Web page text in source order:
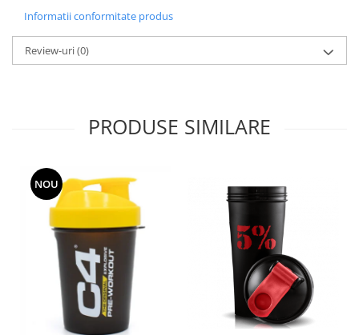
Informatii conformitate produs
Review-uri(0)
PRODUSE SIMILARE
NOU